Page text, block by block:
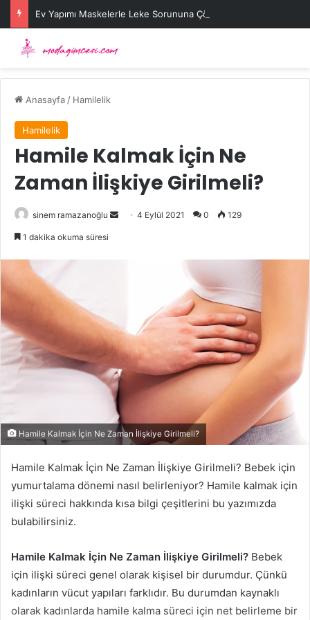
Ev Yapımı Maskelerle Leke Sorununa Çözüm Önerileri
Anasayfa / Hamilelik
Hamilelik
Hamile Kalmak İçin Ne
Zaman İlişkiye Girilmeli?
sinem ramazanoğlu
Bir
4 Eylül 2021 0 129
1 dakika okuma süresi
Hamile Kalmak İçin Ne Zaman İlişkiye Girilmeli?
Hamile Kalmak İçin Ne Zaman İlişkiye Girilmeli? Bebek için
yumurtalama dönemi nasıl belirleniyor? Hamile kalmak için
ilişki süreci hakkında kısa bilgi çeşitlerini bu yazımızda
bulabilirsiniz.
Hamile Kalmak İçin Ne Zaman İlişkiye Girilmeli? Bebek
için ilişki süreci genel olarak kişisel bir durumdur. Çünkü
kadınların vücut yapıları farklıdır. Bu durumdan kaynaklı
olarak kadınlarda hamile kalma süreci için net belirleme bir